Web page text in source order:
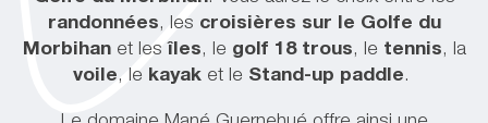
randonnées, les croisières sur le Golfe du
Morbihanet les îles, le golf 18 trous, le tennis, la
voile, le kayak et le Stand-up paddle.